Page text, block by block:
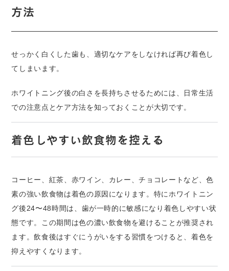
方法
せっかく白くした歯も、適切なケアをしなければ再び着色し
てしまいます。
ホワイトニング後の白さを長持ちさせるためには、日常生活
での注意点とケア方法を知っておくことが大切です。
着色しやすい飲食物を控える
コーヒー、紅茶、赤ワイン、カレー、チョコレートなど、色
素の強い飲食物は着色の原因になります。特にホワイトニン
グ後24〜48時間は、歯が一時的に敏感になり着色しやすい状
態です。この期間は色の濃い飲食物を避けることが推奨され
ます。飲食後はすぐにうがいをする習慣をつけると、着色を
抑えやすくなります。